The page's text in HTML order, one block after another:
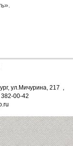
ул.Мичурина, 217 ,
00-42